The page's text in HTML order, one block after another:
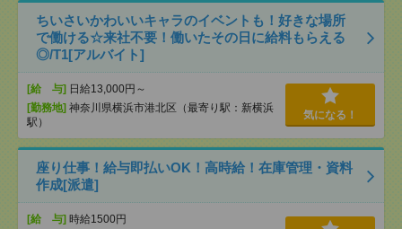
ちいさいかわいいキャラのイベントも！好きな場所
で働ける☆来社不要！働いたその日に給料もらえる
◎/T1[アルバイト]
[給 与] 日給13,000円～
[勤務地] 神奈川県横浜市港北区（最寄り駅：新横浜
駅）
気になる！
座り仕事！給与即払いOK！高時給！在庫管理・資料
作成[派遣]
[給 与] 時給1500円